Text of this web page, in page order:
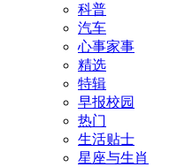
科普
汽车
心事家事
精选
特辑
早报校园
热门
生活贴士
星座与生肖